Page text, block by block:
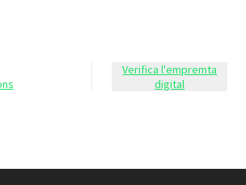
Verifica l'empremta
digital